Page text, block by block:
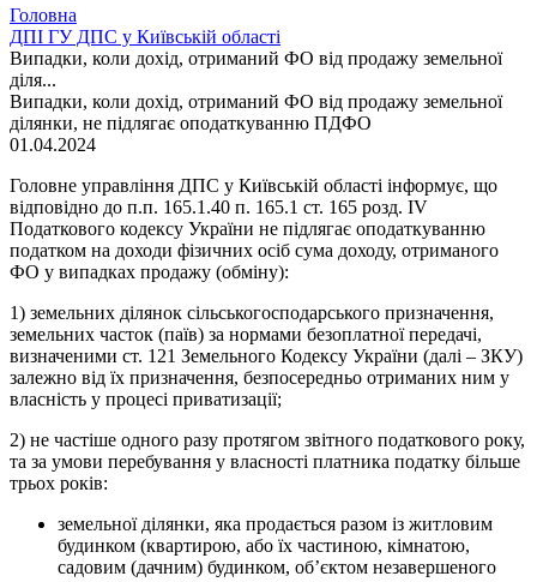
Головна
ДПІ ГУ ДПС у Київській області
Випадки, коли дохід, отриманий ФО від продажу земельної
діля...
Випадки, коли дохід, отриманий ФО від продажу земельної
ділянки, не підлягає оподаткуванню ПДФО
01.04.2024
Головне управління ДПС у Київській області інформує, що
відповідно до п.п. 165.1.40 п. 165.1 ст. 165 розд. IV
Податкового кодексу України не підлягає оподаткуванню
податком на доходи фізичних осіб сума доходу, отриманого
ФО у випадках продажу (обміну):
1) земельних ділянок сільськогосподарського призначення,
земельних часток (паїв) за нормами безоплатної передачі,
визначеними ст. 121 Земельного Кодексу України (далі – ЗКУ)
залежно від їх призначення, безпосередньо отриманих ним у
власність у процесі приватизації;
2) не частіше одного разу протягом звітного податкового року,
та за умови перебування у власності платника податку більше
трьох років:
земельної ділянки, яка продається разом із житловим
будинком (квартирою, або їх частиною, кімнатою,
садовим (дачним) будинком, об’єктом незавершеного